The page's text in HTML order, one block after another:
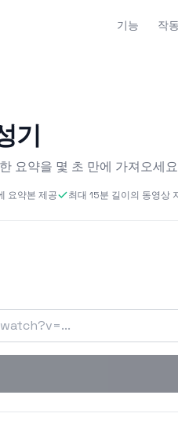
기능 작
기
요약을 몇 초 만에 가져오세
요약본 제공 최대 15분 길이의 동영상